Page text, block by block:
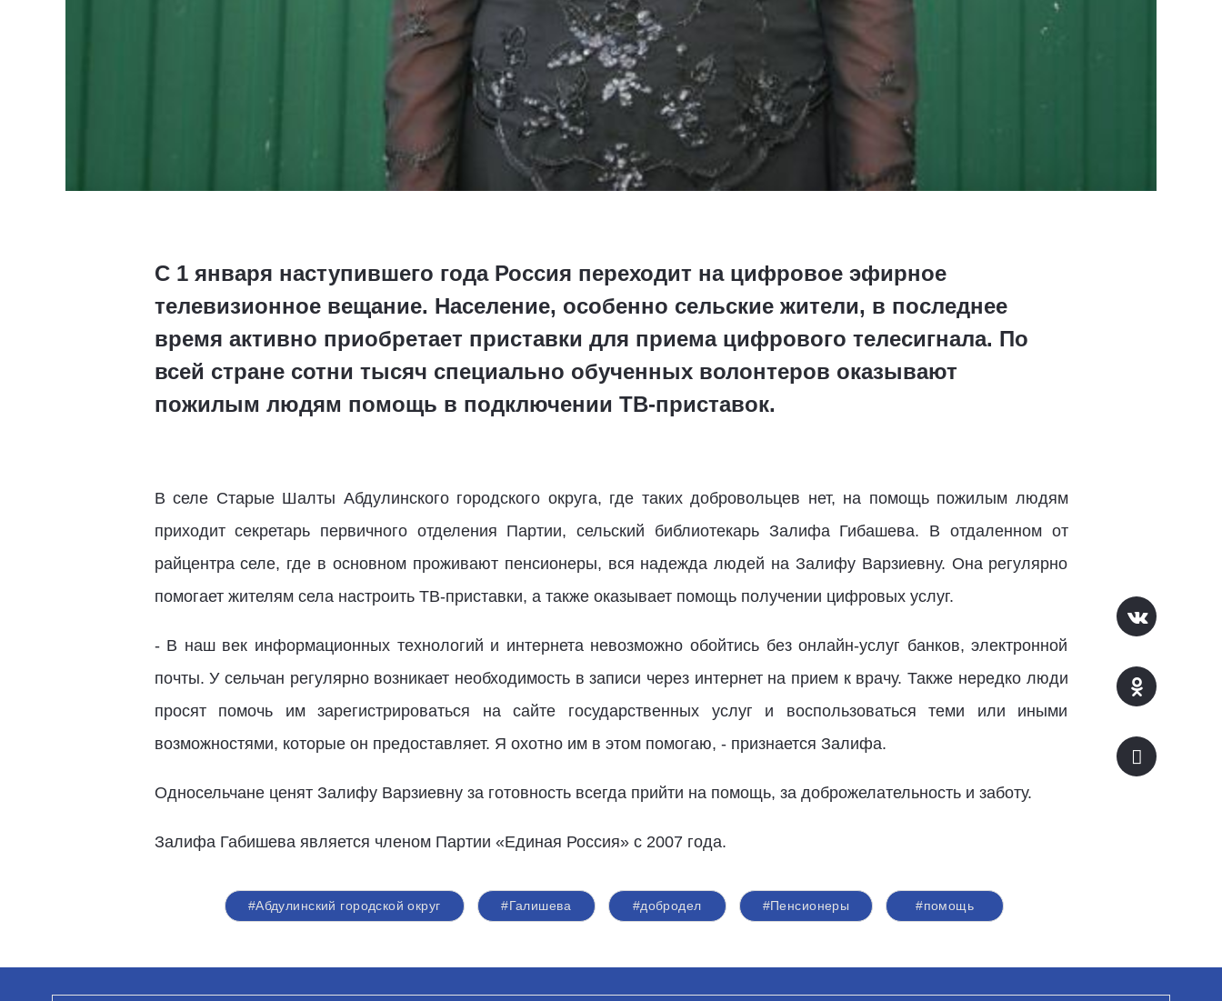
С 1 января наступившего года Россия переходит на цифровое эфирное
телевизионное вещание. Население, особенно сельские жители, в последнее
время активно приобретает приставки для приема цифрового телесигнала. По
всей стране сотни тысяч специально обученных волонтеров оказывают
пожилым людям помощь в подключении ТВ-приставок.
В селе Старые Шалты Абдулинского городского округа, где таких добровольцев нет, на помощь пожилым людям
приходит секретарь первичного отделения Партии, сельский библиотекарь Залифа Гибашева. В отдаленном от
райцентра селе, где в основном проживают пенсионеры, вся надежда людей на Залифу Варзиевну. Она регулярно
помогает жителям села настроить ТВ-приставки, а также оказывает помощь получении цифровых услуг.
- В наш век информационных технологий и интернета невозможно обойтись без онлайн-услуг банков, электронной
почты. У сельчан регулярно возникает необходимость в записи через интернет на прием к врачу. Также нередко люди
просят помочь им зарегистрироваться на сайте государственных услуг и воспользоваться теми или иными
возможностями, которые он предоставляет. Я охотно им в этом помогаю, - признается Залифа.
Односельчане ценят Залифу Варзиевну за готовность всегда прийти на помощь, за доброжелательность и заботу.
Залифа Габишева является членом Партии «Единая Россия» с 2007 года.
#Абдулинский городской округ #Галишева #добродел #Пенсионеры #помощь